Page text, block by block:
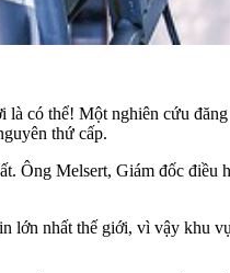
là có thể! Một nghiên cứu
thứ cấp.
Ông Melsert, Giám đốc điều
lớn nhất thế giới, vì vậy khu